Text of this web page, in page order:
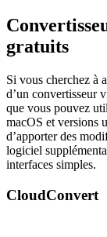
gratuits
Si vous cherchez à
d’un convertisseur
que vous pouvez
macOS et versions
d’apporter des
logiciel
interfaces simples.
CloudConvert